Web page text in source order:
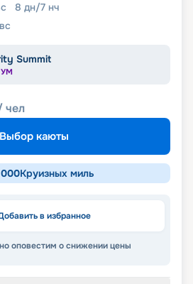
8 дн/7 нч
вс
Summit
чел
Выбор каюты
000Круизных миль
в избранное
оповестим о снижении цены